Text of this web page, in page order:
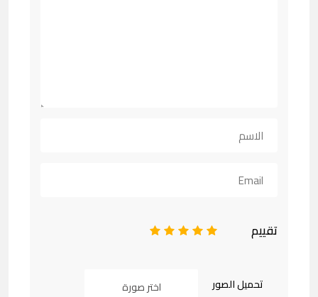
تقييم 5
4
3
2
تحميل الصور اختر صورة